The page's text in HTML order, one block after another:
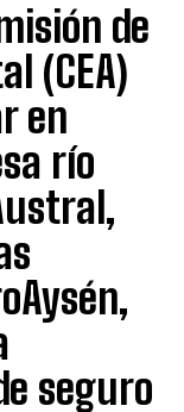
de
(CEA)
en
río
seguro